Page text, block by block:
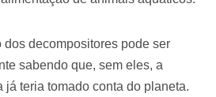
decompositores pode ser
sabendo que, sem eles, a
já teria tomado conta do planeta.